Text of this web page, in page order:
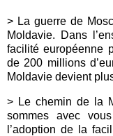
> La guerre de
Moldavie. Dans
facilité européenne
de 200 millions
Moldavie devient
> Le chemin de la
sommes avec
l’adoption de la